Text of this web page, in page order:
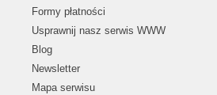
Formy płatności
Usprawnij nasz serwis WWW
Blog
Newsletter
Mapa serwisu